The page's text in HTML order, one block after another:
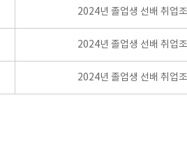
2024년 졸업생 선배 취업
2024년 졸업생 선배 취업
2024년 졸업생 선배 취업